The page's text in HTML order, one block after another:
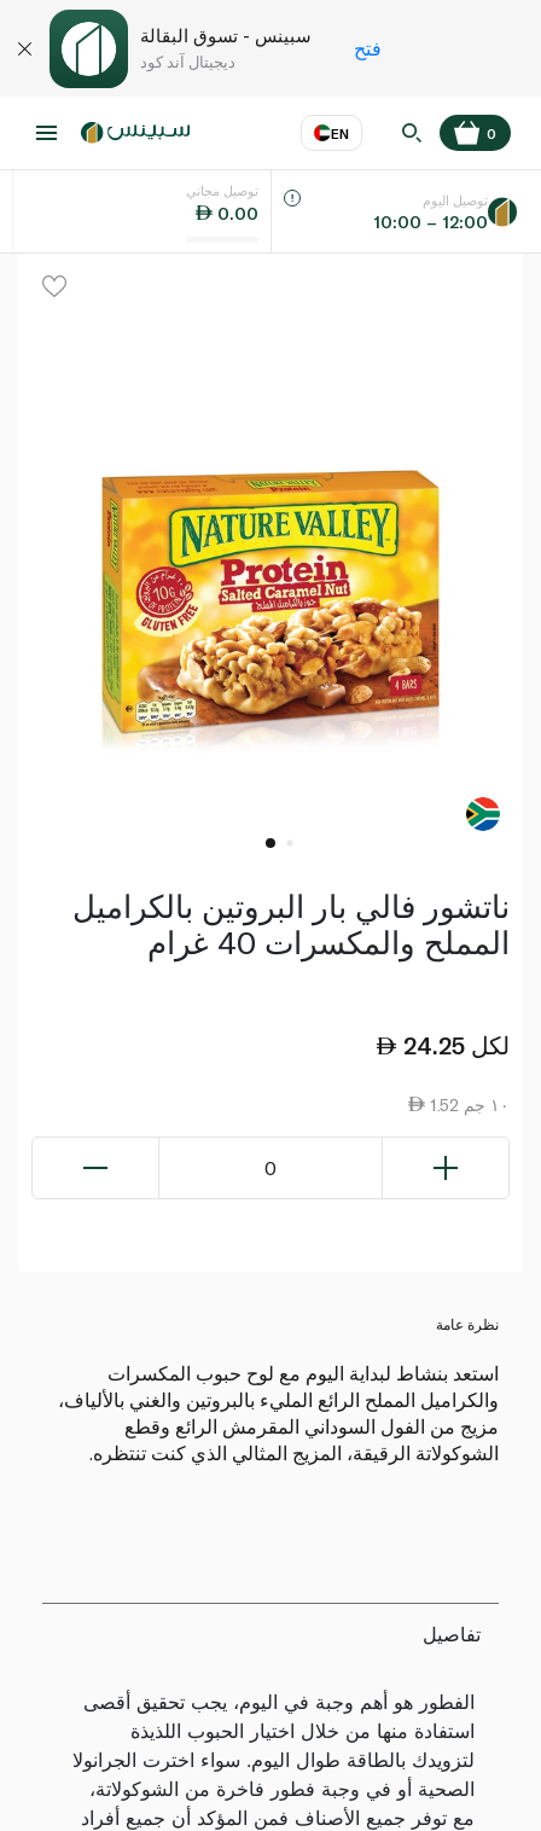
سبينس - تسوق البقالة
ديجيتال آند كود
فتح
EN
اللغة عر
0
توصيل مجاني
0.00
توصيل اليوم
10:00 – 12:00
ناتشور فالي بار البروتين بالكراميل
المملح والمكسرات 40 غرام
24.25 لكل
1.52 ١٠ جم
0
نظرة عامة
استعد بنشاط لبداية اليوم مع لوح حبوب المكسرات
والكراميل المملح الرائع المليء بالبروتين والغني بالألياف،
مزيج من الفول السوداني المقرمش الرائع وقطع
الشوكولاتة الرقيقة، المزيج المثالي الذي كنت تنتظره.
تفاصيل
الفطور هو أهم وجبة في اليوم، يجب تحقيق أقصى
استفادة منها من خلال اختيار الحبوب اللذيذة
لتزويدك بالطاقة طوال اليوم. سواء اخترت الجرانولا
الصحية أو في وجبة فطور فاخرة من الشوكولاتة،
مع توفر جميع الأصناف فمن المؤكد أن جميع أفراد